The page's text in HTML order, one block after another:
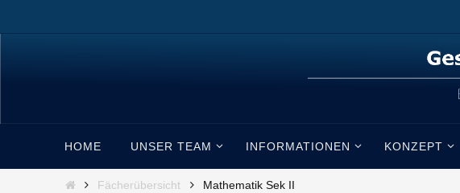
Inhalt
springen
HOME UNSER TEAM INFORMATIONEN KONZEPT
StartFächerübersicht Mathematik Sek II